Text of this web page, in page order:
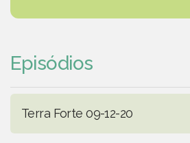
Episódios
Terra Forte 09-12-20